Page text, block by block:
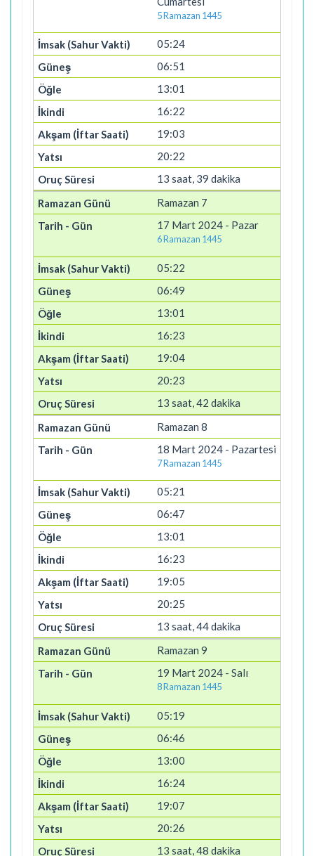
5 Ramazan 1445
05:24
06:51
13:01
16:22
19:03
20:22
13 saat, 39 dakika
Ramazan 7
17 Mart 2024 - Pazar
6 Ramazan 1445
05:22
06:49
13:01
16:23
19:04
20:23
13 saat, 42 dakika
Ramazan 8
18 Mart 2024 - Pazartesi
7 Ramazan 1445
05:21
06:47
13:01
16:23
19:05
20:25
13 saat, 44 dakika
Ramazan 9
19 Mart 2024 - Salı
8 Ramazan 1445
05:19
06:46
13:00
16:24
19:07
20:26
13 saat, 48 dakika